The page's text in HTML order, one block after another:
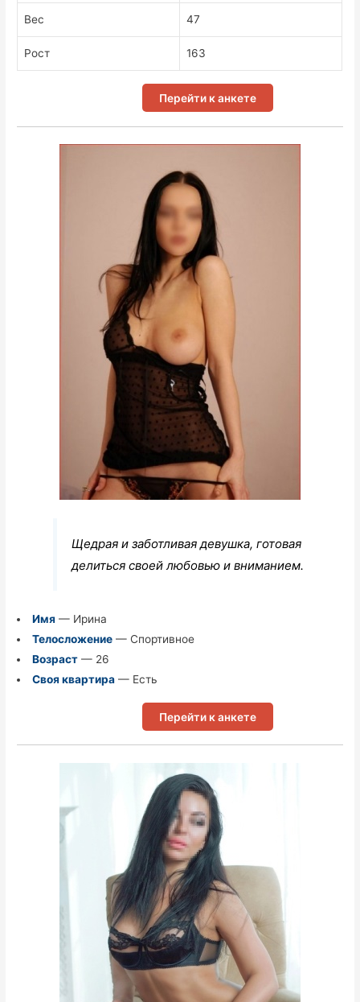
Вес 47
Рост 163
Перейти к анкете
Щедрая и заботливая девушка, готовая
делиться своей любовью и вниманием.
Имя— Ирина
Телосложение— Спортивное
Возраст— 26
Своя квартира— Есть
Перейти к анкете